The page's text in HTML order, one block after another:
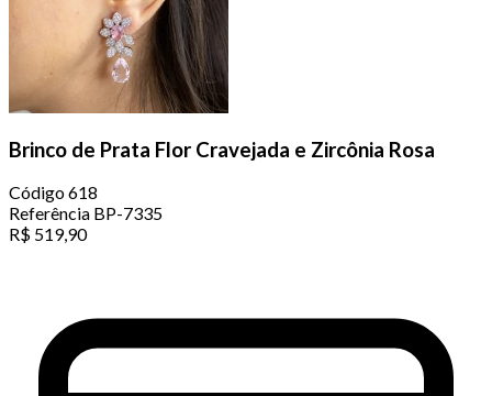
Brinco de Prata Flor Cravejada e Zircônia Rosa
Código618
Referência BP-7335
R$ 519,90